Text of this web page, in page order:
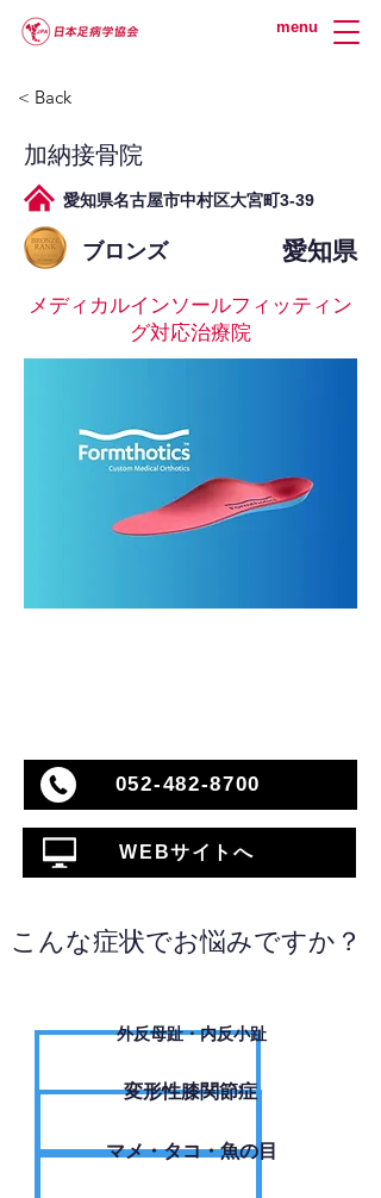
menu
< Back
加納接骨院
愛知県名古屋市中村区大宮町3-39
ブロンズ 愛知県
メディカルインソールフィッティン
グ対応治療院
052-482-8700
WEBサイトへ
こんな症状でお悩みですか？
外反母趾・内反小趾
変形性膝関節症
​マメ・タコ・魚の目